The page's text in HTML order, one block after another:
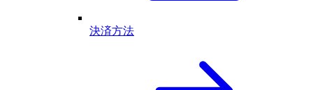
決済方法